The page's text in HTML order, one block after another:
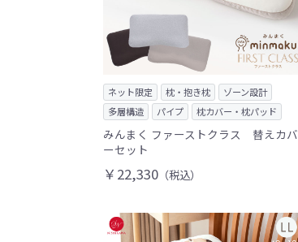
ネット限定 枕・抱き枕
ゾーン設計
多層構造
パイプ 枕カバー・枕パッド
みんまく ファーストクラス 替えカバ
ーセット
￥22,330 （税込）